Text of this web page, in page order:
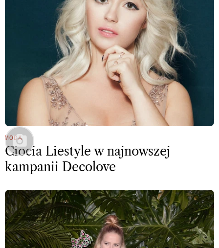
MODA
Ciocia Liestyle w najnowszej
kampanii Decolove